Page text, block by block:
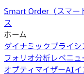
Smart Order（スマー
ス
ホーム
ダイナミックプライシ
フォリオ分析レベニ
オプティマイザーAIイ